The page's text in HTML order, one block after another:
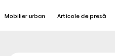
Mobilier urban Articole de presă